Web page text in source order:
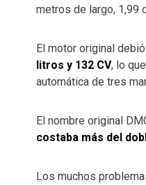
metros de largo, 1,99
El motor original
litros y 132 CV, lo
automática de tres
El nombre original
costaba más del
Los muchos